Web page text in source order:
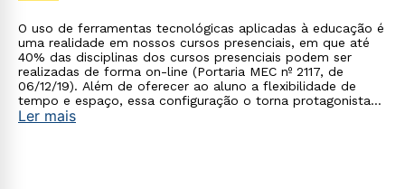
O uso de ferramentas tecnológicas aplicadas à educação é
uma realidade em nossos cursos presenciais, em que até
40% das disciplinas dos cursos presenciais podem ser
realizadas de forma on-line (Portaria MEC nº 2117, de
06/12/19). Além de oferecer ao aluno a flexibilidade de
tempo e espaço, essa configuração o torna protagonista
no processo de construção do seu conhecimento.
Ler mais